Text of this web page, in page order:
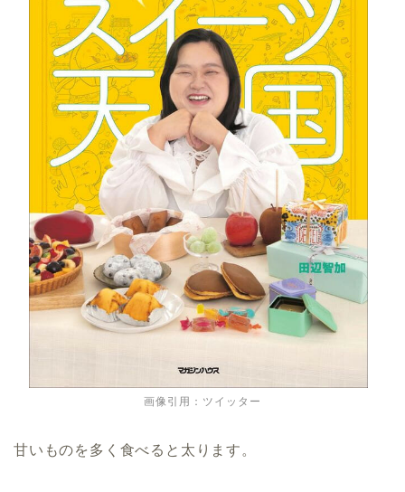
画像引用：ツイッター
甘いものを多く食べると太ります。